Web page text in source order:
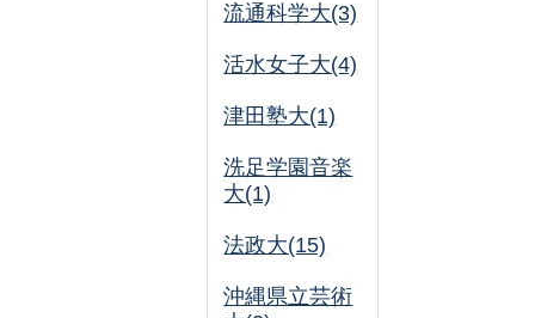
流通科学大(3)
活水女子大(4)
津田塾大(1)
洗足学園音楽
大(1)
法政大(15)
沖縄県立芸術